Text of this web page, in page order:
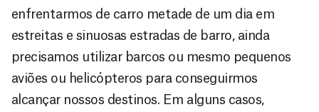
enfrentarmos de carro metade de um dia em
estreitas e sinuosas estradas de barro, ainda
precisamos utilizar barcos ou mesmo pequenos
aviões ou helicópteros para conseguirmos
alcançar nossos destinos. Em alguns casos,